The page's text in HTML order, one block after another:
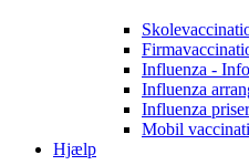
Influenza -
Influenza
Influenza
Mobil
Hjælp